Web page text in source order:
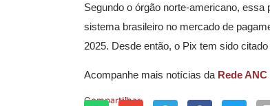
Segundo o órgão norte-americano,
sistema brasileiro no mercado de
2025. Desde então, o Pix tem sido
Acompanhe mais notícias da Rede ANC
Compartilhar: